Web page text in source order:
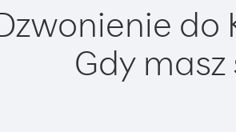
do
Gdy